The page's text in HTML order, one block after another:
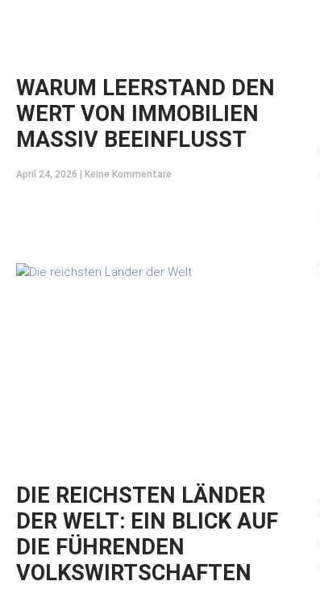
WARUM LEERSTAND DEN
WERT VON IMMOBILIEN
MASSIV BEEINFLUSST
April 24, 2026 Keine Kommentare
DIE REICHSTEN LÄNDER
DER WELT: EIN BLICK AUF
DIE FÜHRENDEN
VOLKSWIRTSCHAFTEN